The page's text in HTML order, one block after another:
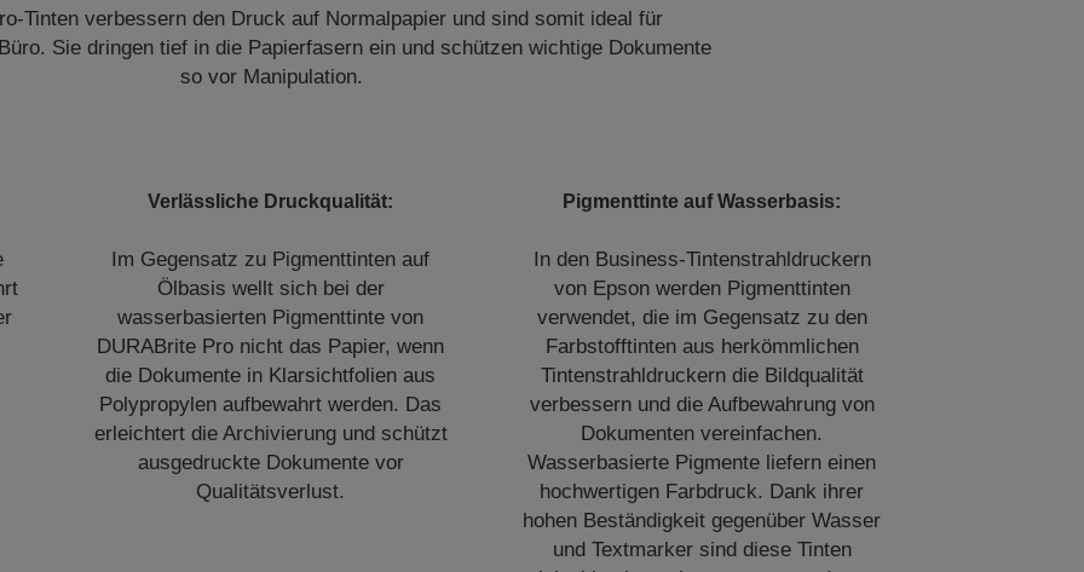
Tinten verbessern den Druck auf Normalpapier und sind somit ideal für
Sie dringen tief in die Papierfasern ein und schützen wichtige Dokumente
so vor Manipulation.
Verlässliche Druckqualität:
Im Gegensatz zu Pigmenttinten auf
Ölbasis wellt sich bei der
wasserbasierten Pigmenttinte von
DURABrite Pro nicht das Papier, wenn
die Dokumente in Klarsichtfolien aus
Polypropylen aufbewahrt werden. Das
erleichtert die Archivierung und schützt
ausgedruckte Dokumente vor
Qualitätsverlust.
Pigmenttinte auf Wasserbasis:
In den Business-Tintenstrahldruckern
von Epson werden Pigmenttinten
verwendet, die im Gegensatz zu den
Farbstofftinten aus herkömmlichen
Tintenstrahldruckern die Bildqualität
verbessern und die Aufbewahrung von
Dokumenten vereinfachen.
Wasserbasierte Pigmente liefern einen
hochwertigen Farbdruck. Dank ihrer
hohen Beständigkeit gegenüber Wasser
und Textmarker sind diese Tinten